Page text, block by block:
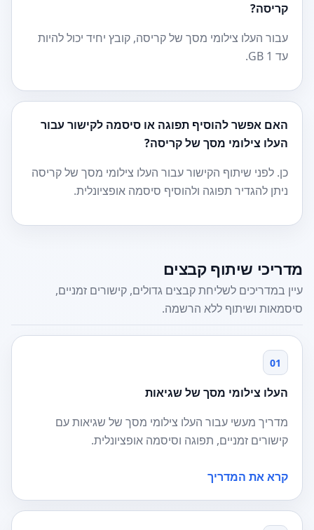
קריסה?
עבור העלו צילומי מסך של קריסה, קובץ יחיד יכול להיות
עד 1 GB.
האם אפשר להוסיף תפוגה או סיסמה לקישור עבור
העלו צילומי מסך של קריסה?
כן. לפני שיתוף הקישור עבור העלו צילומי מסך של קריסה
ניתן להגדיר תפוגה ולהוסיף סיסמה אופציונלית.
מדריכי שיתוף קבצים
עיין במדריכים לשליחת קבצים גדולים, קישורים זמניים,
סיסמאות ושיתוף ללא הרשמה.
01
העלו צילומי מסך של שגיאות
מדריך מעשי עבור העלו צילומי מסך של שגיאות עם
קישורים זמניים, תפוגה וסיסמה אופציונלית.
קרא את המדריך